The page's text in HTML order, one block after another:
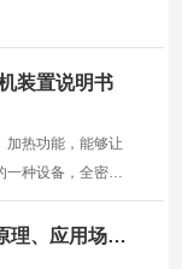
装置说明书
加热功能，能够让
一种设备，全密闭
吸热的过程，是的
内，是配套各种
温范围在-120-
理、应用场景